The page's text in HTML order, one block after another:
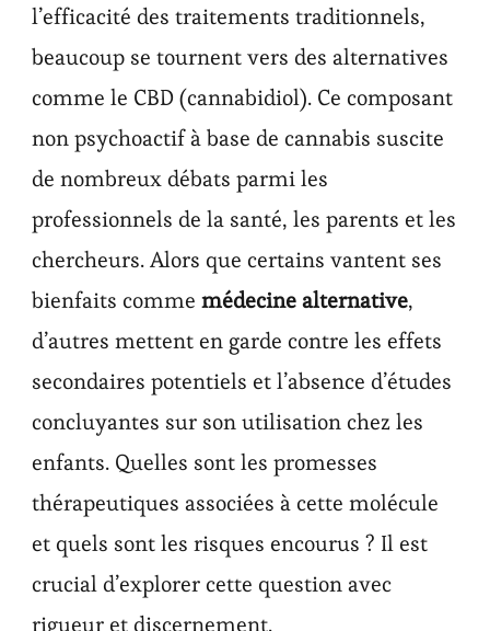
l’efficacité des traitements traditionnels,
beaucoup se tournent vers des alternatives
comme le CBD (cannabidiol). Ce composant
non psychoactif à base de cannabis suscite
de nombreux débats parmi les
professionnels de la santé, les parents et les
chercheurs. Alors que certains vantent ses
bienfaits comme médecine alternative,
d’autres mettent en garde contre les effets
secondaires potentiels et l’absence d’études
concluyantes sur son utilisation chez les
enfants. Quelles sont les promesses
thérapeutiques associées à cette molécule
et quels sont les risques encourus ? Il est
crucial d’explorer cette question avec
rigueur et discernement.